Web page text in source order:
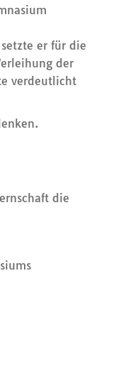
er für die
der
verdeutlicht
die